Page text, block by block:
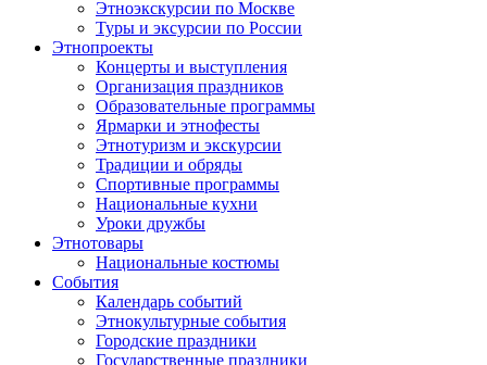
Этноэкскурсии по Москве
Туры и эксурсии по России
Этнопроекты
Концерты и выступления
Организация праздников
Образовательные программы
Ярмарки и этнофесты
Этнотуризм и экскурсии
Традиции и обряды
Спортивные программы
Национальные кухни
Уроки дружбы
Этнотовары
Национальные костюмы
События
Календарь событий
Этнокультурные события
Городские праздники
Государственные праздники